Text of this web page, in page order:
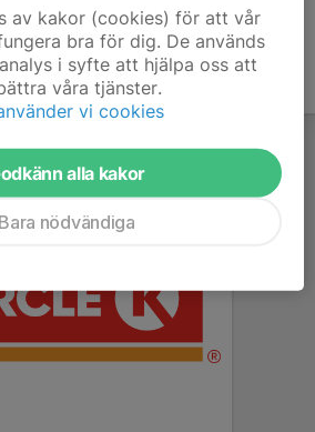
av kakor (cookies) för att vår
bra för dig. De används
i syfte att hjälpa oss att
våra tjänster.
vi cookies
alla kakor
Bara nödvändiga